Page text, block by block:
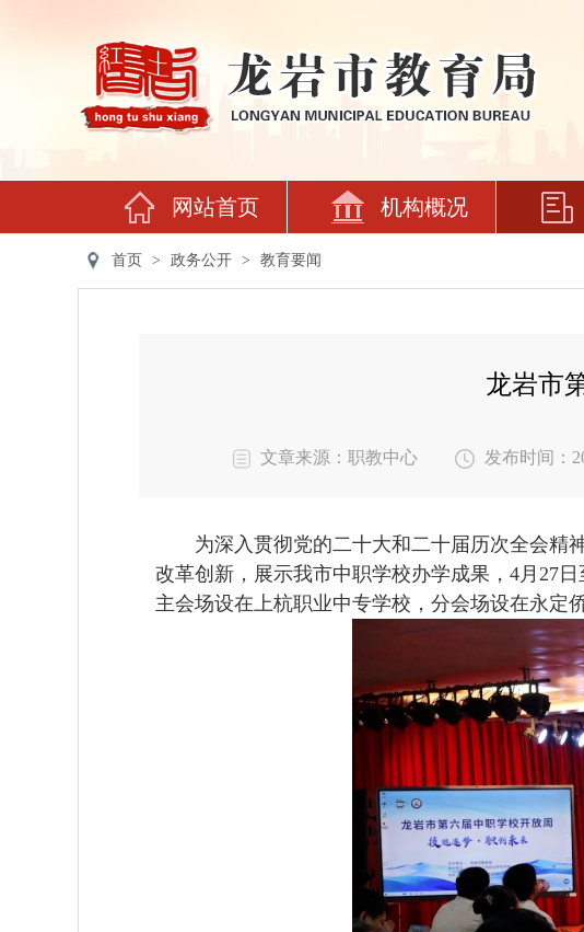
网站首页 机构概况
首页 > 政务公开 > 教育要闻
龙岩市
文章来源：职教中心 发布时间：
为深入贯彻党的二十大和二十届历次全会精神
改革创新，展示我市中职学校办学成果，4月27
主会场设在上杭职业中专学校，分会场设在永定